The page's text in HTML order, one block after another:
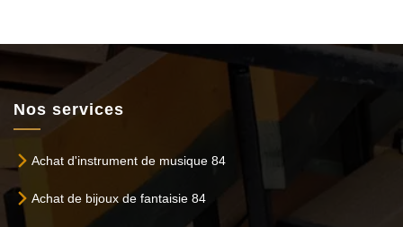
Nos services
Achat d'instrument de musique 84
Achat de bijoux de fantaisie 84